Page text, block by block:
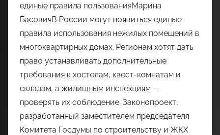
единые правила пользованияМарина
БасовичВ России могут появиться единые
правила использования нежилых помещений в
многоквартирных домах. Регионам хотят дать
право устанавливать дополнительные
требования к хостелам, квест-комнатам и
складам, а жилищным инспекциям —
проверять их соблюдение. Законопроект,
разработанный заместителем председателя
Комитета Госдумы по строительству и ЖКХ